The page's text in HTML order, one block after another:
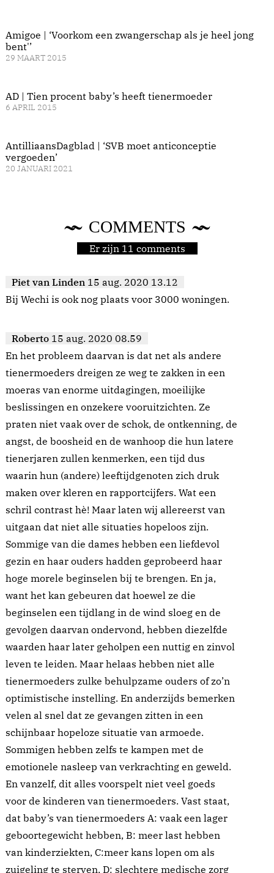
Amigoe | ‘Voorkom een zwangerschap als je heel jong
bent'’
29 MAART 2015
AD | Tien procent baby’s heeft tienermoeder
6 APRIL 2015
AntilliaansDagblad | ‘SVB moet anticonceptie
vergoeden’
20 JANUARI 2021
COMMENTS
Er zijn 11 comments
Piet van Linden 15 aug. 2020 13.12
Bij Wechi is ook nog plaats voor 3000 woningen.
Roberto 15 aug. 2020 08.59
En het probleem daarvan is dat net als andere
tienermoeders dreigen ze weg te zakken in een
moeras van enorme uitdagingen, moeilijke
beslissingen en onzekere vooruitzichten. Ze
praten niet vaak over de schok, de ontkenning, de
angst, de boosheid en de wanhoop die hun latere
tienerjaren zullen kenmerken, een tijd dus
waarin hun (andere) leeftijdgenoten zich druk
maken over kleren en rapportcijfers. Wat een
schril contrast hè! Maar laten wij allereerst van
uitgaan dat niet alle situaties hopeloos zijn.
Sommige van die dames hebben een liefdevol
gezin en haar ouders hadden geprobeerd haar
hoge morele beginselen bij te brengen. En ja,
want het kan gebeuren dat hoewel ze die
beginselen een tijdlang in de wind sloeg en de
gevolgen daarvan ondervond, hebben diezelfde
waarden haar later geholpen een nuttig en zinvol
leven te leiden. Maar helaas hebben niet alle
tienermoeders zulke behulpzame ouders of zo’n
optimistische instelling. En anderzijds bemerken
velen al snel dat ze gevangen zitten in een
schijnbaar hopeloze situatie van armoede.
Sommigen hebben zelfs te kampen met de
emotionele nasleep van verkrachting en geweld.
En vanzelf, dit alles voorspelt niet veel goeds
voor de kinderen van tienermoeders. Vast staat,
dat baby’s van tienermoeders A: vaak een lager
geboortegewicht hebben, B: meer last hebben
van kinderziekten, C:meer kans lopen om als
zuigeling te sterven, D: slechtere medische zorg